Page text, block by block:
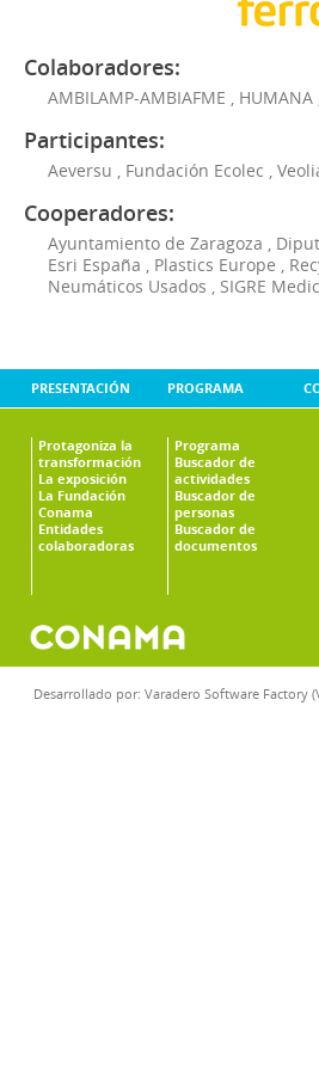
Colaboradores:
AMBILAMP-AMBIAFME , HUMANA
Participantes:
Aeversu , Fundación Ecolec ,
Cooperadores:
Ayuntamiento de Zaragoza ,
Esri España , Plastics Europe ,
Neumáticos Usados , SIGRE
PRESENTACIÓN
Protagoniza la
transformación
La exposición
La Fundación
Conama
Entidades
colaboradoras
PROGRAMA
Programa
Buscador de
actividades
Buscador de
personas
Buscador de
documentos
Desarrollado por: Varadero Software Factory